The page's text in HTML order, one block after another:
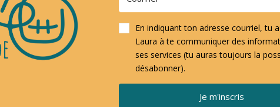
En indiquant ton adresse courriel, tu
Laura à te communiquer des
ses services (tu auras toujours la
désabonner).
Je m'inscris